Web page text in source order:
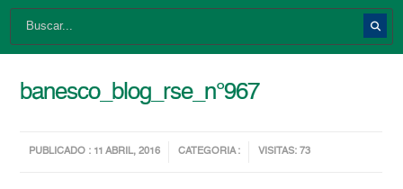
banesco_blog_rse_n°967
PUBLICADO : 11 ABRIL, 2016 CATEGORIA : VISITAS: 73